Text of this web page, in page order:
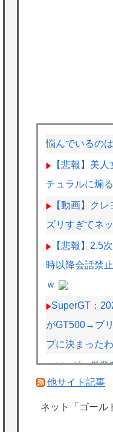
悩んでいるの
【悲報】美
チュラルに煽
【動画】ク
ズリすぎてネ
【悲報】2.5
時以降会話禁
ｗ
SuperGT：
がGT500→ブ
プに決まった
ホンダ、営業
録
F1ハンガリ
他サイト記事
ネット「ゴール